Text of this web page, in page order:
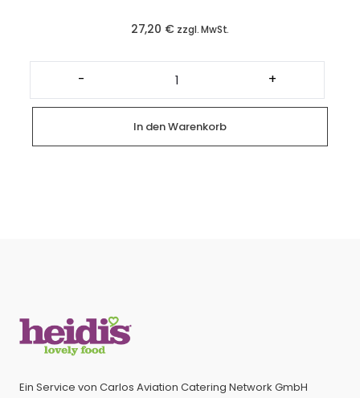
27,20 € zzgl. MwSt.
-
Platte
mit
veganen
Canapés
(8
Stück)
Menge
+
In den Warenkorb
Ein Service von Carlos Aviation Catering Network GmbH